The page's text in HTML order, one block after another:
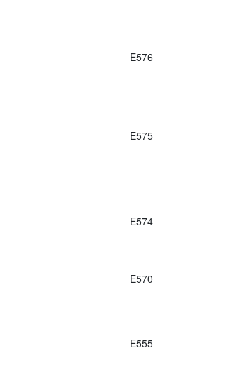
E576
E575
E574
E570
E555